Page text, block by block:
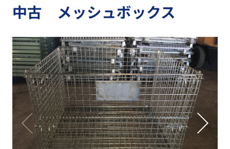
物流機器 - マテハン
各種パレット
メッシュパレット
ネスティングラック
重量・中量ラック
中古 メッシュボックス